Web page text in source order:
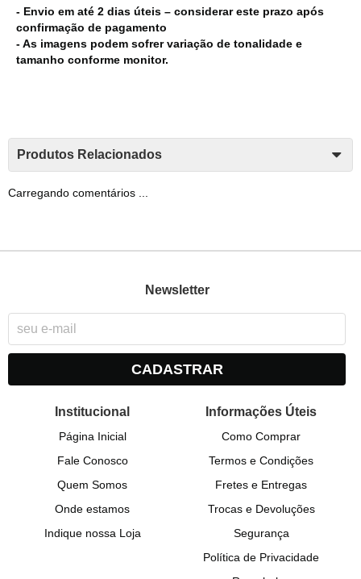
- Envio em até 2 dias úteis – considerar este prazo após
confirmação de pagamento
- As imagens podem sofrer variação de tonalidade e
tamanho conforme monitor.
Produtos Relacionados
Carregando comentários ...
Newsletter
CADASTRAR
Institucional
Página Inicial
Fale Conosco
Quem Somos
Onde estamos
Indique nossa Loja
Informações Úteis
Como Comprar
Termos e Condições
Fretes e Entregas
Trocas e Devoluções
Segurança
Política de Privacidade